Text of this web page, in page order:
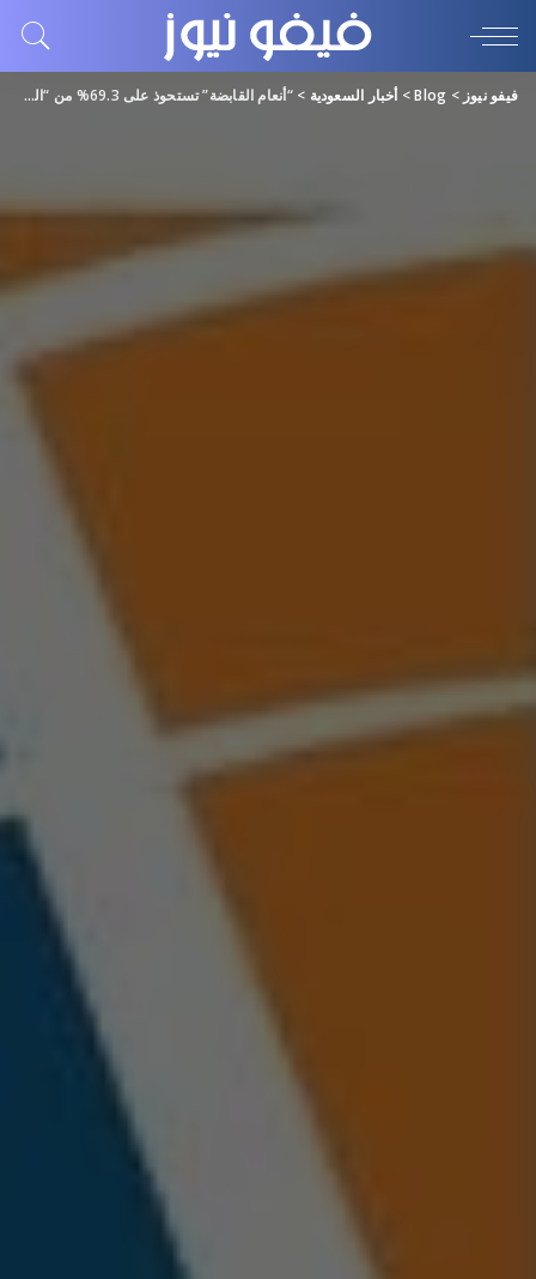
فيفو نيوز >
Blog
> أخبار السعودية >“أنعام القابضة” تستحوذ على 69.3% من “المتحدة للأحبار” بـ38.8 مليون ريال